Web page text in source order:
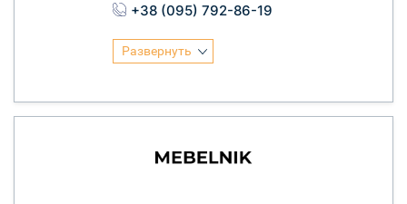
+38 (095) 792-86-19
Развернуть